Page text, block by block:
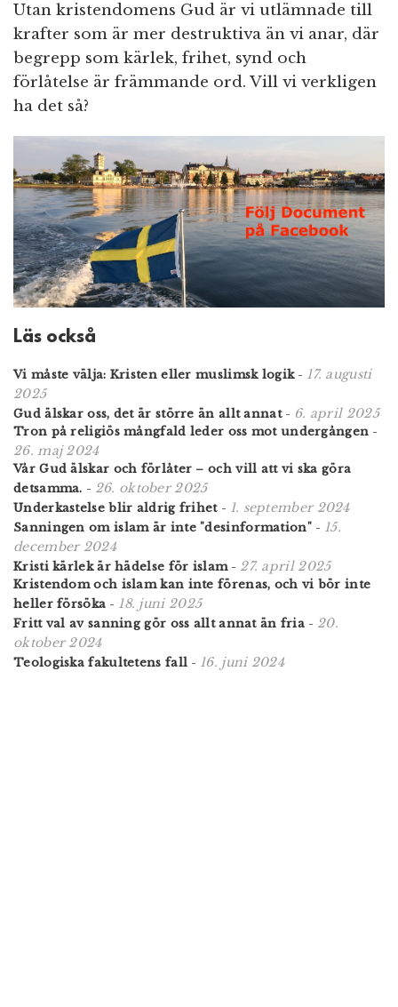
Utan kristendomens Gud är vi utlämnade till
krafter som är mer destruktiva än vi anar, där
begrepp som kärlek, frihet, synd och
förlåtelse är främmande ord. Vill vi verkligen
ha det så?
Läs också
Vi måste välja: Kristen eller muslimsk logik- 17. augusti
2025
Gud älskar oss, det är större än allt annat- 6. april 2025
Tron på religiös mångfald leder oss mot undergången -
26. maj 2024
Vår Gud älskar och förlåter – och vill att vi ska göra
detsamma. - 26. oktober 2025
Underkastelse blir aldrig frihet- 1. september 2024
Sanningen om islam är inte "desinformation"- 15.
december 2024
Kristi kärlek är hädelse för islam- 27. april 2025
Kristendom och islam kan inte förenas, och vi bör inte
heller försöka - 18. juni 2025
Fritt val av sanning gör oss allt annat än fria - 20.
oktober 2024
Teologiska fakultetens fall - 16. juni 2024